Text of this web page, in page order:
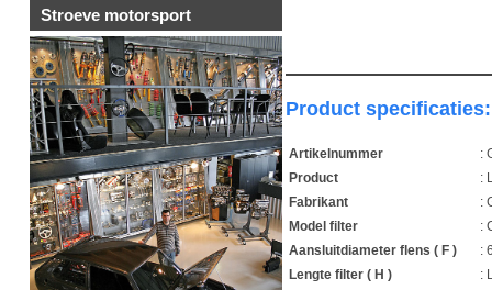
Stroeve motorsport
Product specificaties:
Artikelnummer
:
Product
:
Fabrikant
:
Model filter
:
Aansluitdiameter flens ( F )
:
Lengte filter ( H )
: